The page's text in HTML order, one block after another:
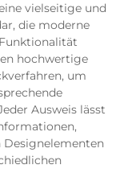
vielseitige und
die moderne
hochwertige
um
Ausweis lässt
Designelementen